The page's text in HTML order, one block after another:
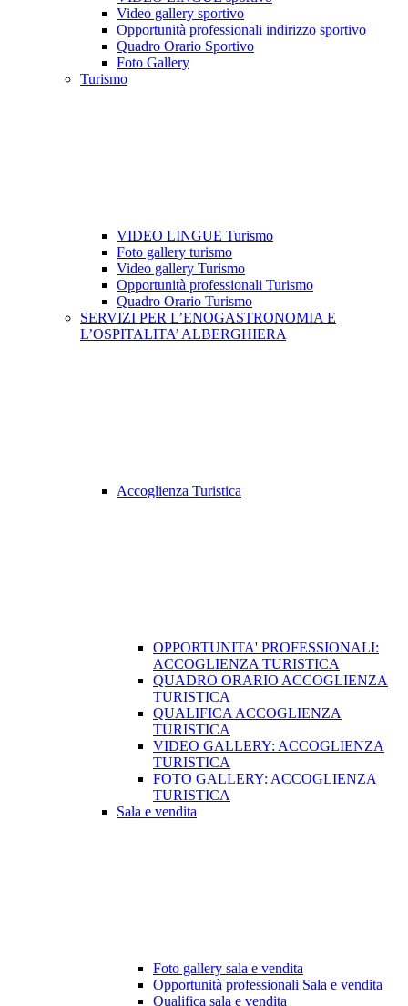
Video gallery sportivo
Opportunità professionali indirizzo sportivo
Quadro Orario Sportivo
Foto Gallery
Turismo
VIDEO LINGUE Turismo
Foto gallery turismo
Video gallery Turismo
Opportunità professionali Turismo
Quadro Orario Turismo
SERVIZI PER L’ENOGASTRONOMIA E
L’OSPITALITA’ ALBERGHIERA
Accoglienza Turistica
OPPORTUNITA' PROFESSIONALI:
ACCOGLIENZA TURISTICA
QUADRO ORARIO ACCOGLIENZA
TURISTICA
QUALIFICA ACCOGLIENZA
TURISTICA
VIDEO GALLERY: ACCOGLIENZA
TURISTICA
FOTO GALLERY: ACCOGLIENZA
TURISTICA
Sala e vendita
Foto gallery sala e vendita
Opportunità professionali Sala e vendita
Qualifica sala e vendita